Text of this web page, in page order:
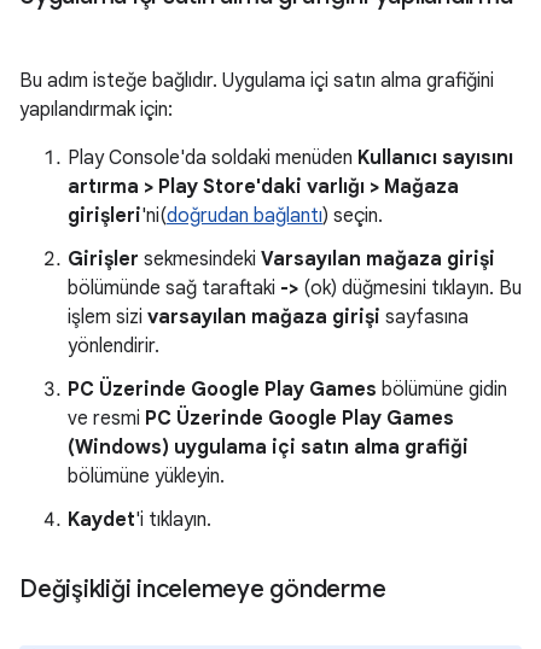
Bu adım isteğe bağlıdır. Uygulama içi satın alma grafiğini
yapılandırmak için:
Play Console'da soldaki menüden Kullanıcı sayısını
artırma > Play Store'daki varlığı > Mağaza
girişleri'ni(doğrudan bağlantı) seçin.
Girişler sekmesindeki Varsayılan mağaza girişi
bölümünde sağ taraftaki -> (ok) düğmesini tıklayın. Bu
işlem sizi varsayılan mağaza girişi sayfasına
yönlendirir.
PC Üzerinde Google Play Games bölümüne gidin
ve resmi PC Üzerinde Google Play Games
(Windows) uygulama içi satın alma grafiği
bölümüne yükleyin.
Kaydet'i tıklayın.
Değişikliği incelemeye gönderme